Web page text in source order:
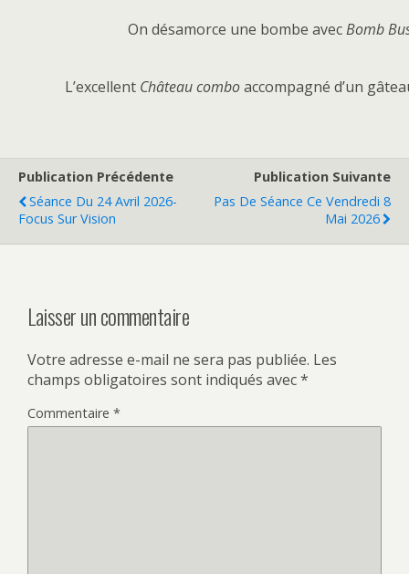
On désamorce une bombe avecBomb
L’excellent Château comboaccompagné d’un
Publication Précédente
Séance Du 24 Avril 2026-
Focus Sur Vision
Publication Suivante
Pas De Séance Ce Vendredi 8
Mai 2026
Laisser un commentaire
Votre adresse e-mail ne sera pas publiée. Les
champs obligatoires sont indiqués avec*
Commentaire *